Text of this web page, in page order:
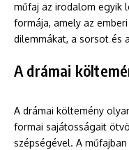
műfaj az irodalom egyik
formája, amely az
dilemmákat, a sorsot és
A drámai
A drámai költemény
formai sajátosságait
szépségével. A